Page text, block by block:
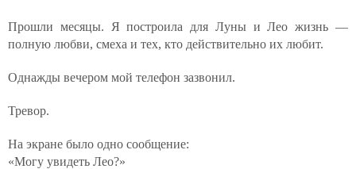
Прошли месяцы. Я построила для Луны и Лео жизнь —
полную любви, смеха и тех, кто действительно их любит.
Однажды вечером мой телефон зазвонил.
Тревор.
На экране было одно сообщение:
«Могу увидеть Лео?»